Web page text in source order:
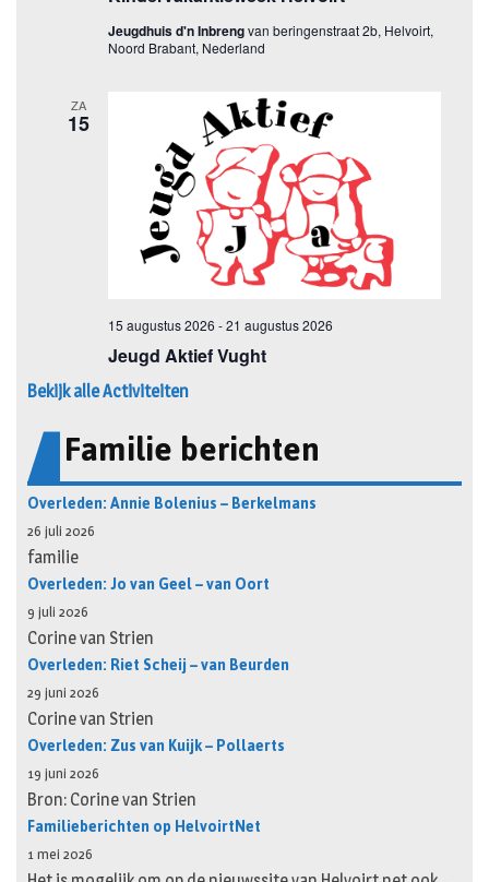
Bekijk alle Activiteiten
Familie berichten
Overleden: Annie Bolenius – Berkelmans
26 juli 2026
familie
Overleden: Jo van Geel – van Oort
9 juli 2026
Corine van Strien
Overleden: Riet Scheij – van Beurden
29 juni 2026
Corine van Strien
Overleden: Zus van Kuijk – Pollaerts
19 juni 2026
Bron: Corine van Strien
Familieberichten op HelvoirtNet
1 mei 2026